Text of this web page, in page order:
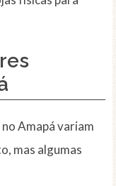
Amapá variam
mas algumas